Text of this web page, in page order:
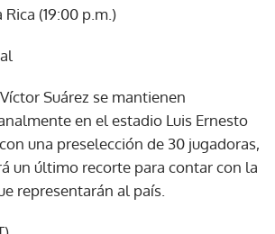
(19:00 p.m.)
Suárez se mantienen
en el estadio Luis Ernesto
una preselección de 30 jugadoras,
un último recorte para contar con la
representarán al país.